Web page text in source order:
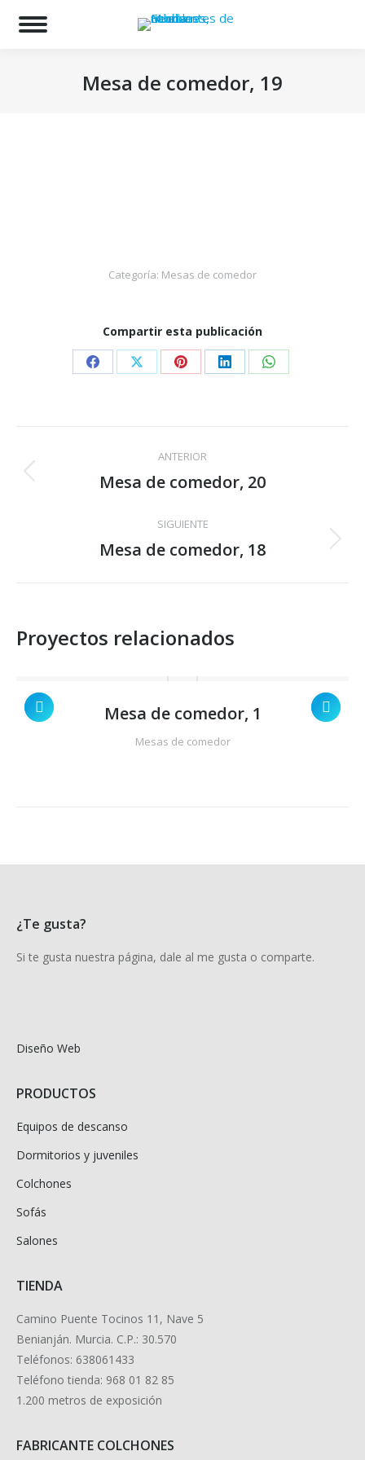
Mesa de comedor, 19
Categoría: Mesas de comedor
Compartir esta publicación
Share Share Share Share Share
Navegación
entre
ANTERIOR
Proyecto
Mesa de comedor, 20
SIGUIENTE
Proyecto
Mesa de comedor, 18
Proyectos relacionados
Mesa de comedor, 1
Mesas de comedor
¿Te gusta?
Si te gusta nuestra página, dale al me gusta o comparte.
Diseño Web
PRODUCTOS
Equipos de descanso
Dormitorios y juveniles
Colchones
Sofás
Salones
TIENDA
Camino Puente Tocinos 11, Nave 5
Benianján. Murcia. C.P.: 30.570
Teléfonos: 638061433
Teléfono tienda: 968 01 82 85
1.200 metros de exposición
FABRICANTE COLCHONES